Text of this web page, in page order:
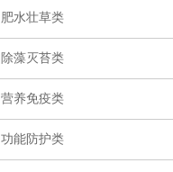
肥水壮草类
除藻灭苔类
营养免疫类
功能防护类